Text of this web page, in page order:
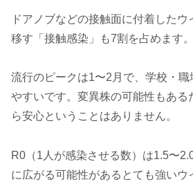
ドアノブなどの接触面に付着した
移す「接触感染」も7割を占めます。
流行のピークは1〜2月で、学校・職
やすいです。変異株の可能性もある
ら安心ということはありません。
R0（1人が感染させる数）は1.5〜
に広がる可能性があるとても強いウ